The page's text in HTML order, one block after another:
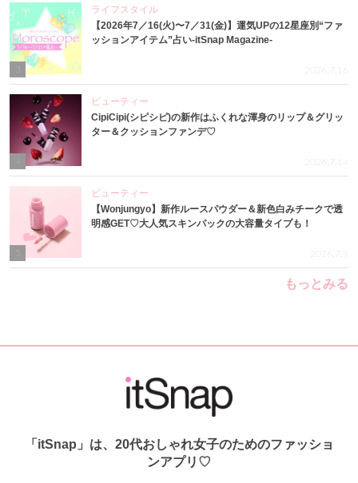
3
ライフスタイル
【2026年7／16(火)〜7／31(金)】運気UPの12星座別“ファ
ッションアイテム”占い-itSnap Magazine-
2026.7.16
4
ビューティー
CipiCipi(シピシピ)の新作はふくれな渾身のリップ＆グリッ
ター＆クッションファンデ♡
2026.7.14
ビューティー
【Wonjungyo】新作ルースパウダー＆新色白みチークで透
明感GET♡大人気スキンパックの大容量タイプも！
2026.7.9
もっとみる
「itSnap」は、20代おしゃれ女子のためのファッショ
ンアプリ♡